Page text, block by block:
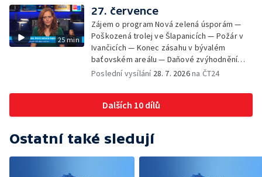
pozorovat zatmění Slunce — Den AČFK na
Letní filmové škole — Milan Uhde slaví 90 let
— Rekonstrukce vojenského srubu
25 min
27. července
Zájem o program Nová zelená úsporám —
Poškozená trolej ve Šlapanicích — Požár v
Ivančicích — Konec zásahu v bývalém
baťovském areálu — Daňové zvýhodnění
vína — Výhružky na magistrátu v Olomouci —
Brněnské týmy v první fotbalové lize —
Chystaná rekonstrukce bývalé věznice —
Nový seriál pro děti
Poslední vysílání 28. 7. 2026na ČT24
Dalších 10 dílů
Ostatní také sledují